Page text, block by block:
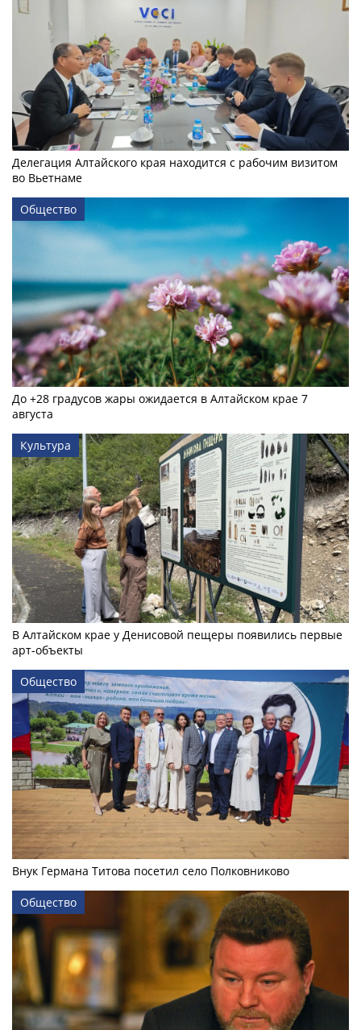
Делегация Алтайского края находится с рабочим визитом
во Вьетнаме
Общество
До +28 градусов жары ожидается в Алтайском крае 7
августа
Культура
В Алтайском крае у Денисовой пещеры появились первые
арт-объекты
Общество
Внук Германа Титова посетил село Полковниково
Общество